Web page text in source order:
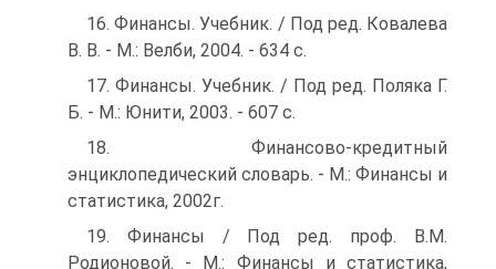
16. Финансы. Учебник. / Под ред. Ковалева
В. В. - М.: Велби, 2004. - 634 с.
17. Финансы. Учебник. / Под ред. Поляка Г.
Б. - М.: Юнити, 2003. - 607 с.
18. Финансово-кредитный
энциклопедический словарь. - М.: Финансы и
статистика, 2002г.
19. Финансы / Под ред. проф. В.М.
Родионовой. - М.: Финансы и статистика,